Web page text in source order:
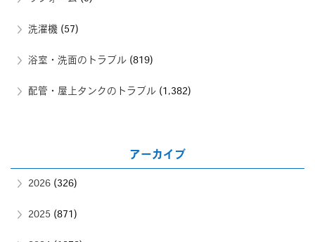
洗濯機 (57)
浴室・洗面のトラブル (819)
配管・屋上タンクのトラブル (1,382)
アーカイブ
2026 (326)
2025 (871)